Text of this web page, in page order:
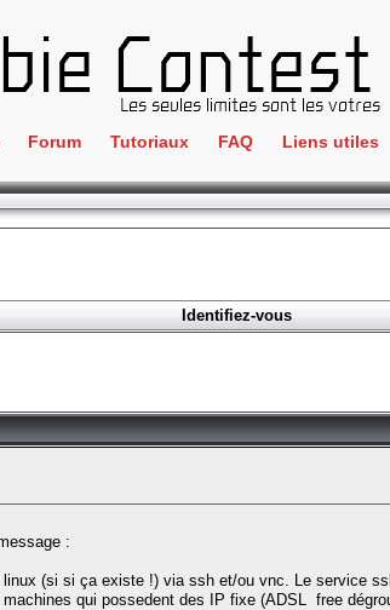
challenges
Forum Tutoriaux FAQ Liens utiles
IRC
Newbie
Goodies
Identifiez-vous
:
(si si ça existe !) via ssh et/ou vnc. Le service
qui possedent des IP fixe (ADSL free